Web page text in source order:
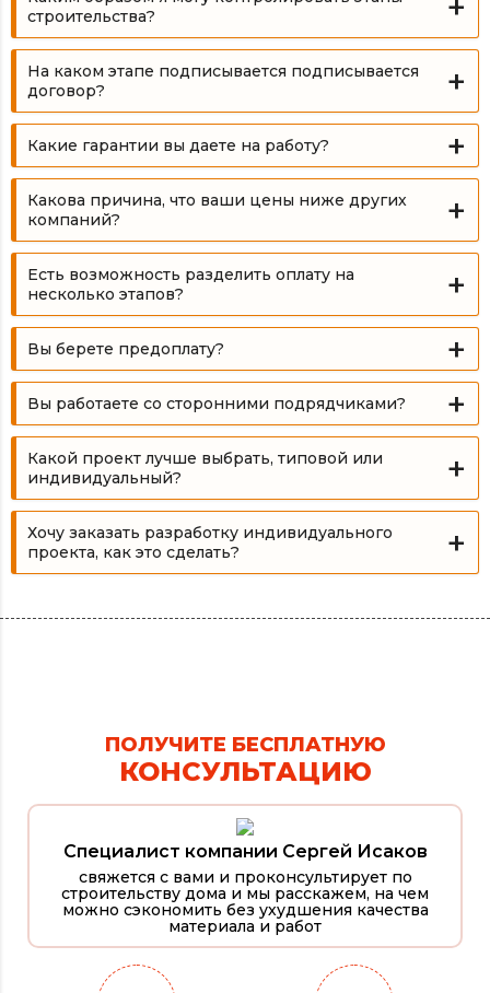
строительства?
На каком этапе подписывается подписывается
договор?
Какие гарантии вы даете на работу?
Какова причина, что ваши цены ниже других
компаний?
Есть возможность разделить оплату на
несколько этапов?
Вы берете предоплату?
Вы работаете со сторонними подрядчиками?
Какой проект лучше выбрать, типовой или
индивидуальный?
Хочу заказать разработку индивидуального
проекта, как это сделать?
ПОЛУЧИТЕ БЕСПЛАТНУЮ
КОНСУЛЬТАЦИЮ
Специалист компании Сергей Исаков
свяжется с вами и проконсультирует по
строительству дома и мы расскажем, на чем
можно сэкономить без ухудшения качества
материала и работ